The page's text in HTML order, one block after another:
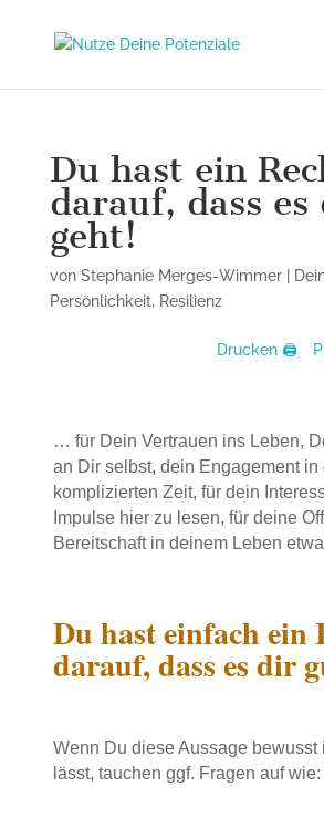
Du hast ein
darauf, dass
geht!
von Stephanie Merges-Wimmer|
Persönlichkeit, Resilienz
Drucken 🖨
… für Dein Vertrauen ins Leben,
an Dir selbst, dein Engagement in
komplizierten Zeit, für dein
Impulse hier zu lesen, für deine
Bereitschaft in deinem Leben
Du hast einfach ein
darauf, dass es dir
Wenn Du diese Aussage bewusst
lässt, tauchen ggf. Fragen auf wie: